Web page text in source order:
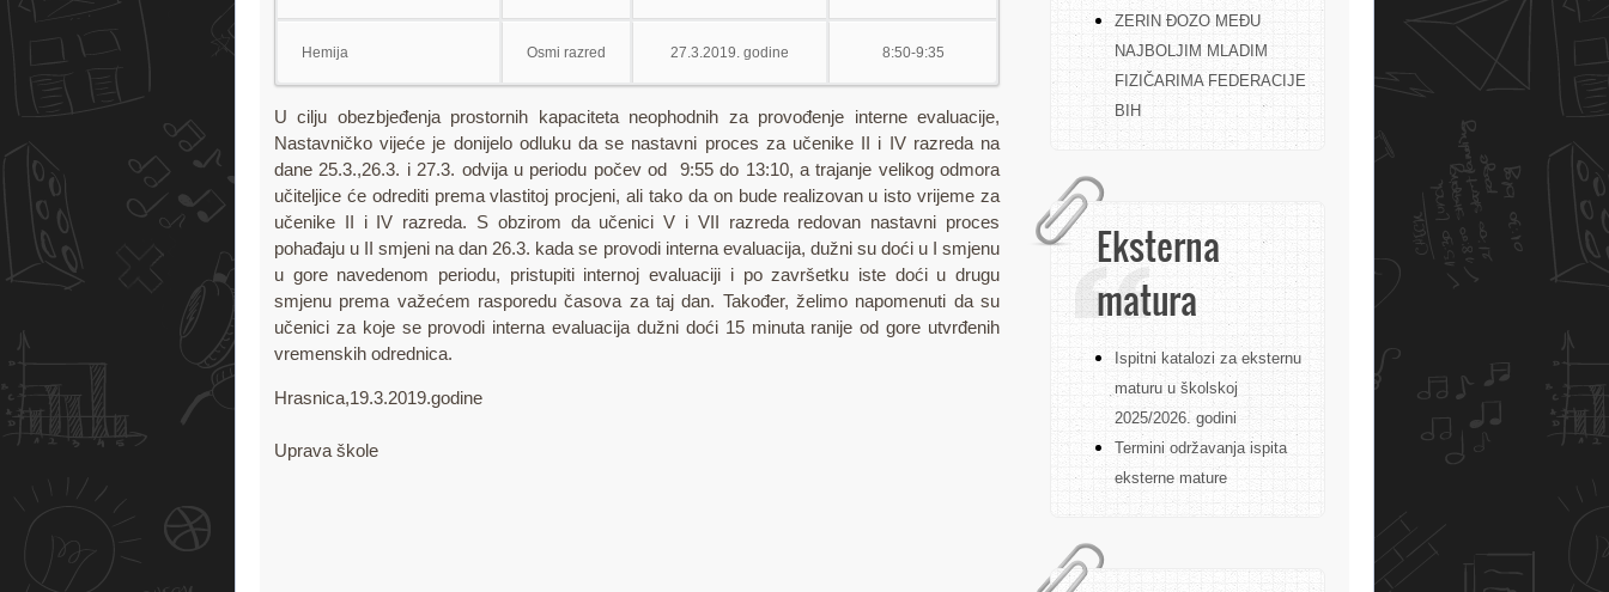
ZERIN ĐOZO MEĐU
NAJBOLJIM MLADIM
FIZIČARIMA FEDERACIJE
BIH
Eksterna
matura
Ispitni katalozi za eksternu
maturu u školskoj
2025/2026. godini
Termini održavanja ispita
eksterne mature
Hemija Osmi razred 27.3.2019. godine 8:50-9:35
U cilju obezbjeđenja prostornih kapaciteta neophodnih za provođenje interne evaluacije,
Nastavničko vijeće je donijelo odluku da se nastavni proces za učenike II i IV razreda na
dane 25.3.,26.3. i 27.3. odvija u periodu počev od 9:55 do 13:10, a trajanje velikog odmora
učiteljice će odrediti prema vlastitoj procjeni, ali tako da on bude realizovan u isto vrijeme za
učenike II i IV razreda. S obzirom da učenici V i VII razreda redovan nastavni proces
pohađaju u II smjeni na dan 26.3. kada se provodi interna evaluacija, dužni su doći u I smjenu
u gore navedenom periodu, pristupiti internoj evaluaciji i po završetku iste doći u drugu
smjenu prema važećem rasporedu časova za taj dan. Također, želimo napomenuti da su
učenici za koje se provodi interna evaluacija dužni doći 15 minuta ranije od gore utvrđenih
vremenskih odrednica.
Hrasnica,19.3.2019.godine
Uprava škole